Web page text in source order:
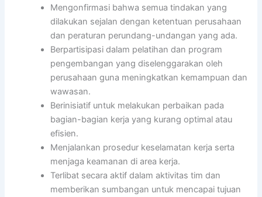
Mengonfirmasi bahwa semua tindakan yang
dilakukan sejalan dengan ketentuan perusahaan
dan peraturan perundang-undangan yang ada.
Berpartisipasi dalam pelatihan dan program
pengembangan yang diselenggarakan oleh
perusahaan guna meningkatkan kemampuan dan
wawasan.
Berinisiatif untuk melakukan perbaikan pada
bagian-bagian kerja yang kurang optimal atau
efisien.
Menjalankan prosedur keselamatan kerja serta
menjaga keamanan di area kerja.
Terlibat secara aktif dalam aktivitas tim dan
memberikan sumbangan untuk mencapai tujuan